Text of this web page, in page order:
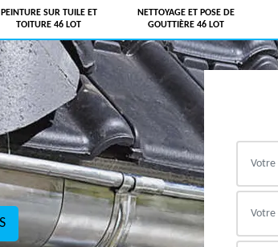
PEINTURE SUR TUILE ET
TOITURE 46 LOT
NETTOYAGE ET POSE DE
GOUTTIÈRE 46 LOT